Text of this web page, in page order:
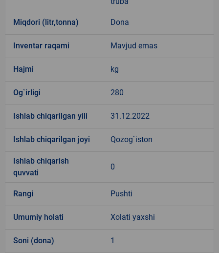
Miqdori (litr,tonna) Dona
Inventar raqami Mavjud emas
Hajmi kg
Og`irligi 280
Ishlab chiqarilgan yili 31.12.2022
Ishlab chiqarilgan joyi Qozog`iston
Ishlab chiqarish
quvvati
0
Rangi Pushti
Umumiy holati Xolati yaxshi
Soni (dona) 1